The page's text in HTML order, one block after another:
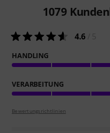
1079
4.6
HANDLING
VERARBEITUNG
Bewertungsrichtlinien